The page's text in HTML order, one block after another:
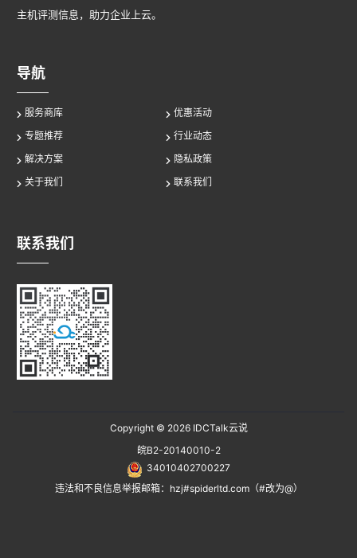
主机评测信息，助力企业上云。
导航
服务商库
优惠活动
专题推荐
行业动态
解决方案
隐私政策
关于我们
联系我们
联系我们
Copyright © 2026IDCTalk云说
皖B2-20140010-2
34010402700227
违法和不良信息举报邮箱：hzj#spiderltd.com（#改为@）